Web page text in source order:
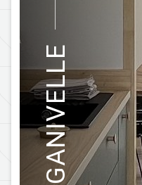
GANIVELLE